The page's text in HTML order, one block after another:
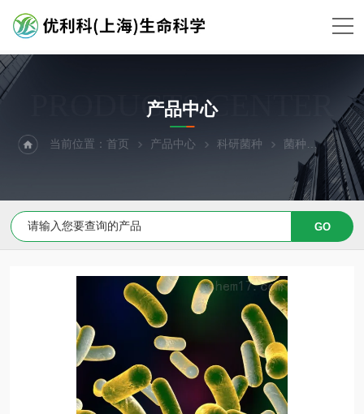
PRODUCTS CENTER
产品中心
当前位置：首页 产品中心 科研菌种 菌种 高地